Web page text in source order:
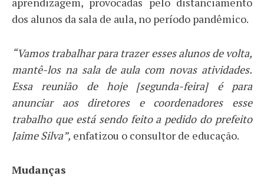
dos alunos da sala de aula, no período pandêmico.
“Vamos trabalhar para trazer esses alunos de volta,
mantê-los na sala de aula com novas atividades.
Essa reunião de hoje [segunda-feira] é para
anunciar aos diretores e coordenadores esse
trabalho que está sendo feito a pedido do prefeito
Jaime Silva”, enfatizou o consultor de educação.
Mudanças